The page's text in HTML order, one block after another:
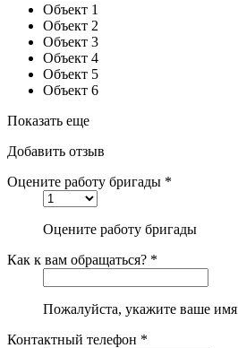
Объект 1
Объект 2
Объект 3
Объект 4
Объект 5
Объект 6
Показать еще
Добавить отзыв
Оцените работу бригады *
Оцените работу бригады
Как к вам обращаться? *
Пожалуйста, укажите ваше имя
Контактный телефон *